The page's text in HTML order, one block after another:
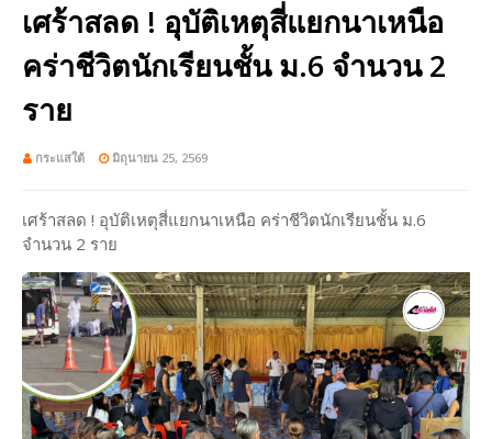
เศร้าสลด ! อุบัติเหตุสี่แยกนาเหนือ
คร่าชีวิตนักเรียนชั้น ม.6 จำนวน 2
ราย
กระแสใต้ มิถุนายน 25, 2569
เศร้าสลด ! อุบัติเหตุสี่แยกนาเหนือ คร่าชีวิตนักเรียนชั้น ม.6
จำนวน 2 ราย